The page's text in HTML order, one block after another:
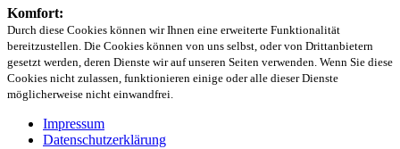
Komfort:
Durch diese Cookies können wir Ihnen eine erweiterte Funktionalität
bereitzustellen. Die Cookies können von uns selbst, oder von Drittanbietern
gesetzt werden, deren Dienste wir auf unseren Seiten verwenden. Wenn Sie diese
Cookies nicht zulassen, funktionieren einige oder alle dieser Dienste
möglicherweise nicht einwandfrei.
Impressum
Datenschutzerklärung